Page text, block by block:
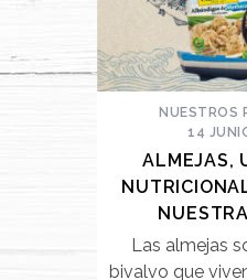
NUESTROS
14
ALMEJAS,
Las almejas
bivalvo que